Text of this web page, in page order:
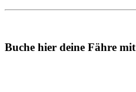
Buche hier deine Fähre mit